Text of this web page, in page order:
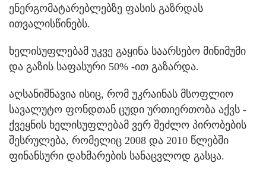
ენერგომატარებლებზე ფასის გაზრდას
ითვალისწინებს.
ხელისუფლებამ უკვე გაყინა საარსებო მინიმუმი
და გაზის საფასური 50% -ით გაზარდა.
აღსანიშნავია ისიც, რომ უკრაინას მსოფლიო
სავალუტო ფონდთან ცუდი ურთიერთობა აქვს -
ქვეყნის ხელისუფლებამ ვერ შეძლო პირობების
შესრულება, რომელიც 2008 და 2010 წლებში
ფინანსური დახმარების სანაცვლოდ გასცა.